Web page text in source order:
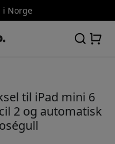
i Norge
til iPad mini 6
2 og automatisk